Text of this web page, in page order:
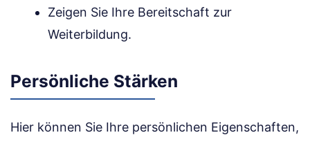
Zeigen Sie Ihre Bereitschaft zur
Weiterbildung.
Persönliche Stärken
Hier können Sie Ihre persönlichen Eigenschaften,